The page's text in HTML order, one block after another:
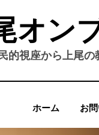
オン
的視座から上尾の
ホーム お